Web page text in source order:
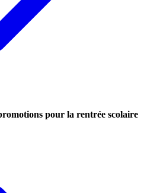
pour la rentrée scolaire